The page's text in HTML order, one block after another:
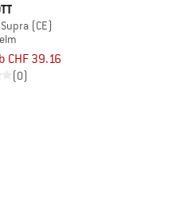
(CE)
CHF 39.16
(0)